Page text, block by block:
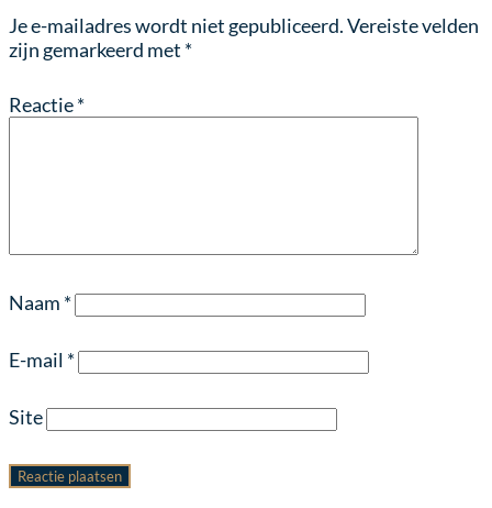
Je e-mailadres wordt niet gepubliceerd.Vereiste velden
zijn gemarkeerd met *
Reactie*
Naam *
E-mail *
Site